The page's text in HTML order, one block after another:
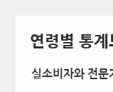
연령별 통계
실소비자와 전문